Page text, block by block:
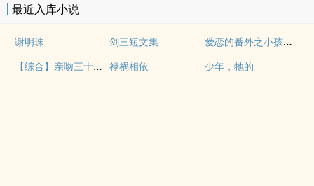
最近入库小说
谢明珠 剑三短文集
爱恋的番外之小孩的日常
【综合】亲吻三十题系列 禄祸相依 少年，牠的